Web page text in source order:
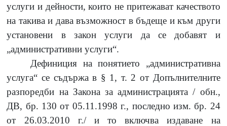
услуги и дейности, които не притежават качеството
на такива и дава възможност в бъдеще и към други
установени в закон услуги да се добавят и
„административни услуги“.
Дефиниция на понятието „административна
услуга“ се съдържа в § 1, т. 2 от Допълнителните
разпоредби на Закона за администрацията / обн.,
ДВ, бр. 130 от 05.11.1998 г., последно изм. бр. 24
от 26.03.2010 г./ и то включва издаване на